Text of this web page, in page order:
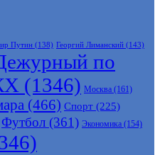
Путин (138) Георгий Лиманский (143)
по
(1346) Москва (161)
(466) Спорт (225)
Футбол (361) Экономика (154)